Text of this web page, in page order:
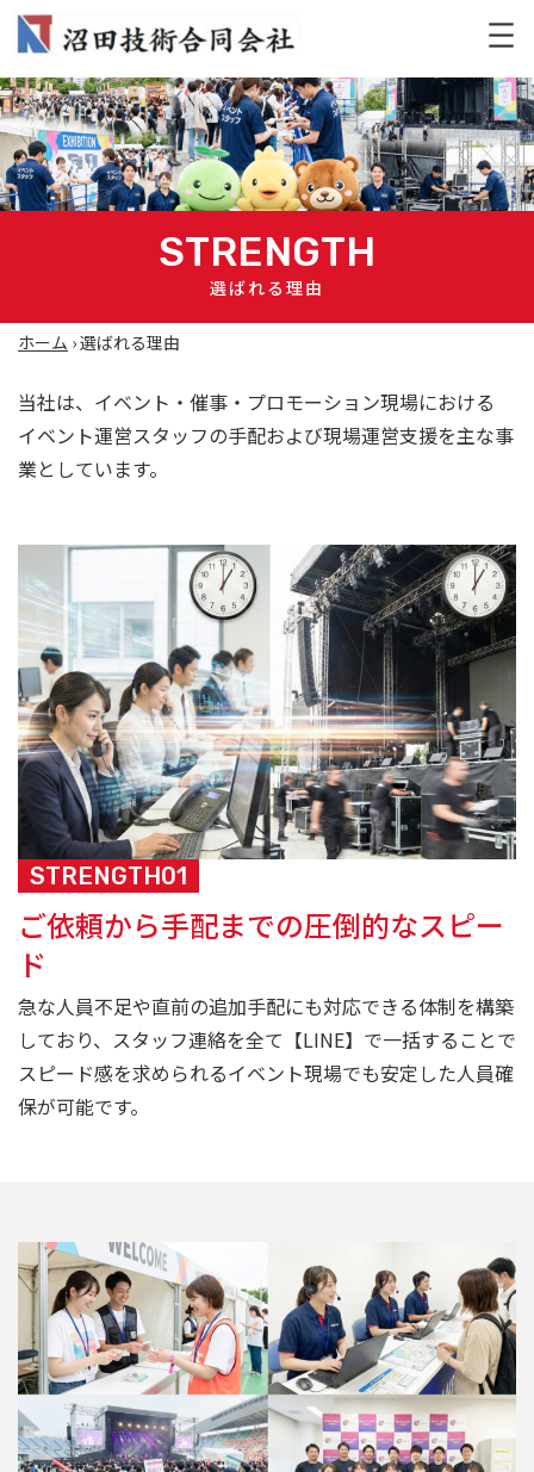
STRENGTH
選ばれる理由
ホーム ›選ばれる理由
当社は、イベント・催事・プロモーション現場における
イベント運営スタッフの手配および現場運営支援を主な事
業としています。
STRENGTH01
ご依頼から手配までの圧倒的なスピー
ド
急な人員不足や直前の追加手配にも対応できる体制を構築
しており、スタッフ連絡を全て【LINE】で一括することで
スピード感を求められるイベント現場でも安定した人員確
保が可能です。